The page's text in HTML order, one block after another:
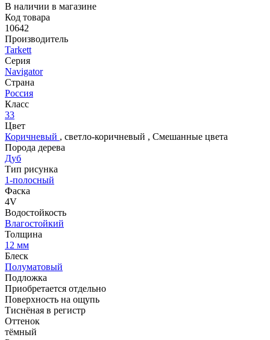
В наличии в магазине
Код товара
10642
Производитель
Tarkett
Серия
Navigator
Страна
Россия
Класс
33
Цвет
Коричневый , светло-коричневый , Смешанные цвета
Порода дерева
Дуб
Тип рисунка
1-полосный
Фаска
4V
Водостойкость
Влагостойкий
Толщина
12 мм
Блеск
Полуматовый
Подложка
Приобретается отдельно
Поверхность на ощупь
Тиснёная в регистр
Оттенок
тёмный